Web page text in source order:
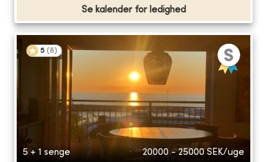
Se kalender for ledighed
5 (8)
5 + 1 senge 20000 - 25000 SEK/uge